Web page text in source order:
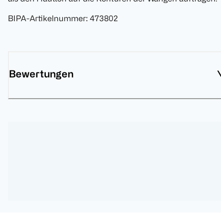
BIPA-Artikelnummer: 473802
Bewertungen